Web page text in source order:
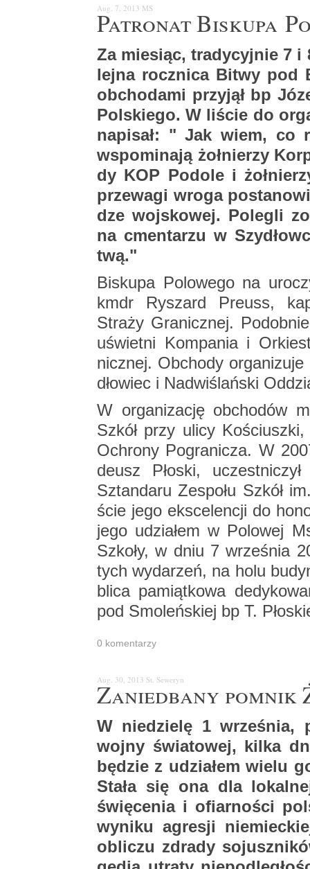
Aug. 7, 2013 MS
Pa­tro­nat Bi­sku­pa
Za mie­siąc, tra­dy­cyj­nie 7
lej­na rocz­ni­ca Bitwy pod
ob­cho­da­mi przy­jął bp
Pol­skie­go. W li­ście do
na­pi­sał: " Jak wiem, co
wspo­mi­na­ją żoł­nie­rzy
dy KOP Po­do­le i
prze­wa­gi wroga
dze woj­sko­wej. Po­le­gli
na cmen­ta­rzu w
twą."
Bi­sku­pa Po­lo­we­go na
kmdr Ry­szard Preuss,
Stra­ży Gra­nicz­nej.
uświet­ni Kom­pa­nia i
nicz­nej. Ob­cho­dy
dło­wiec i Nad­wi­ślań­ski
W or­ga­ni­za­cję ob­cho­dów
Szkół przy ulicy
Ochro­ny Po­gra­ni­cza. W
de­usz Pło­ski,
Sztan­da­ru Ze­spo­łu Szkół
ście jego eks­ce­len­cji do
jego udzia­łem w Po­lo­wej
Szko­ły, w dniu 7 wrze­śnia
tych wy­da­rzeń, na holu
bli­ca pa­miąt­ko­wa
pod Smo­leń­skiej bp T.
0 ko­men­ta­rzy
Aug. 30, 2013 St. Se­we­ryn
Za­nie­dba­ny
W nie­dzie­lę 1 wrze­śnia,
wojny świa­to­wej, kilka
bę­dzie z udzia­łem wielu
Stała się ona dla
świę­ce­nia i ofiar­no­ści
wy­ni­ku agre­sji
ob­li­czu zdra­dy